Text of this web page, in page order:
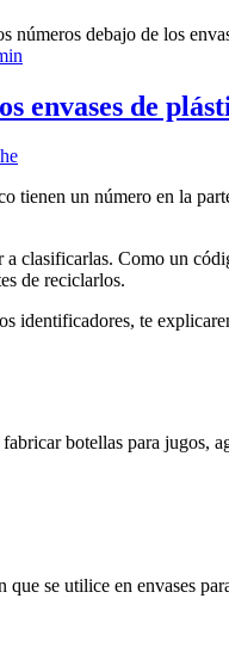
números debajo de los
envases de
tienen un número en la
clasificarlas. Como un
de reciclarlos.
identificadores, te
botellas para jugos,
se utilice en envases